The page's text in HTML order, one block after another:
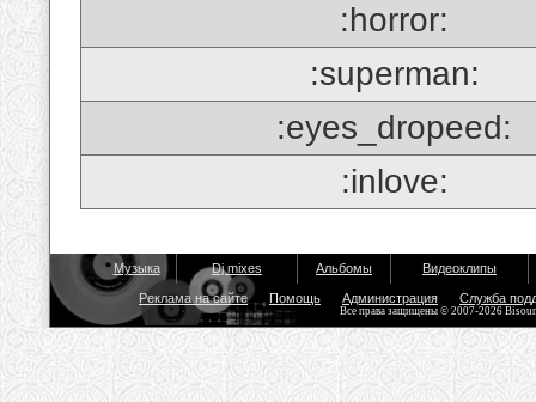
:horror:
:superman:
:eyes_dropeed:
:inlove:
Музыка Dj mixes Альбомы Видеоклипы
Реклама на сайте Помощь Администрация Служба
Все права защищены © 2007-2026